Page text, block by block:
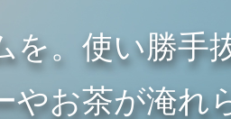
。使い勝手
やお茶が淹れ